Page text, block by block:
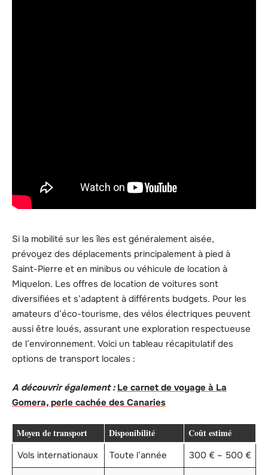
Si la mobilité sur les îles est généralement aisée,
prévoyez des déplacements principalement à pied à
Saint-Pierre et en minibus ou véhicule de location à
Miquelon. Les offres de location de voitures sont
diversifiées et s’adaptent à différents budgets. Pour les
amateurs d’éco-tourisme, des vélos électriques peuvent
aussi être loués, assurant une exploration respectueuse
de l’environnement. Voici un tableau récapitulatif des
options de transport locales :
A découvrir également : Le carnet de voyage à La
Gomera, perle cachée des Canaries
Moyen de transport Disponibilité Coût estimé
Vols internationaux Toute l’année
300 € – 500 €